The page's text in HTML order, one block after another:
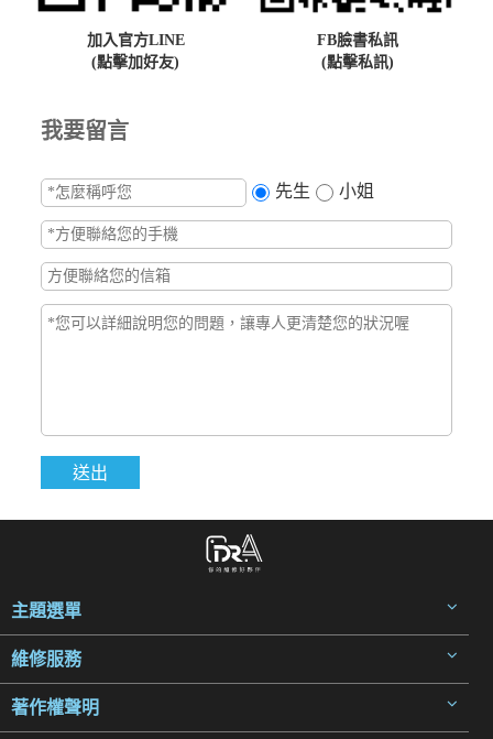
加入官方LINE
(點擊加好友)
FB臉書私訊
(點擊私訊)
我要留言
先生 小姐
主題選單
維修服務
著作權聲明